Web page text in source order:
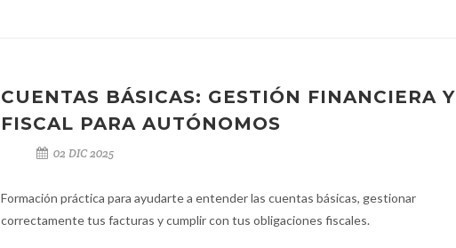
CUENTAS BÁSICAS: GESTIÓN FINANCIERA Y
FISCAL PARA AUTÓNOMOS
02 DIC 2025
Formación práctica para ayudarte a entender las cuentas básicas, gestionar
correctamente tus facturas y cumplir con tus obligaciones fiscales.